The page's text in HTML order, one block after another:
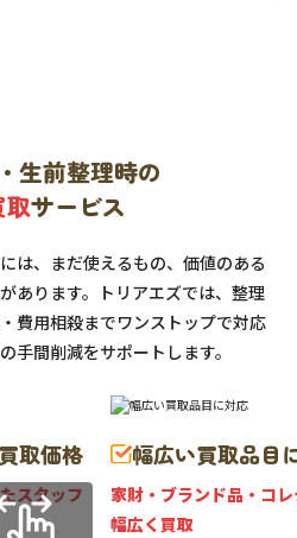
生前整理時の
取サービス
は、まだ使えるもの、価値のある
あります。トリアエズでは、整理
費用相殺までワンストップで対応
手間削減をサポートします。
取価格
スタッフ
幅広い買取品目
家財・ブランド品・コ
幅広く買取